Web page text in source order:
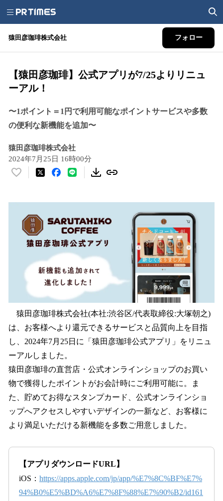
猿田彦珈琲株式会社 フォロー
【猿田彦珈琲】公式アプリが7/25よりリニュ
ーアル！
〜1ポイント＝1円で利用可能なポイントサービスや多数
の便利な新機能を追加〜
猿田彦珈琲株式会社
2024年7月25日 16時00分
い
数
を
す
猿田彦珈琲株式会社(本社:渋谷区/代表取締役:大塚朝之)
は、お客様へより還元できるサービスと品質向上を目指
し、2024年7月25日に「猿田彦珈琲公式アプリ」をリニュ
ーアルしました。
猿田彦珈琲の直営店・公式オンラインショップのお買い
物で獲得したポイントがお会計時にご利用可能に。ま
た、貯めてお得なスタンプカード、公式オンラインショ
ップへアクセスしやすいデザインの一新など、お客様に
より満足いただける新機能を多数ご用意しました。
【アプリダウンロードURL】
iOS： https://apps.apple.com/jp/app/%E7%8C%BF%E7%
94%B0%E5%BD%A6%E7%8F%88%E7%90%B2/id161